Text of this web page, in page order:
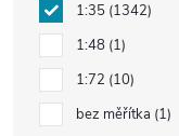
1:35 1342
1:48 1
1:72 10
bez měřítka 1